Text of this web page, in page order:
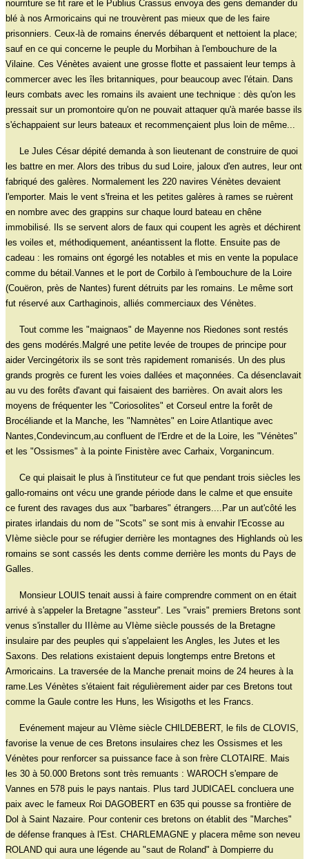
nourriture se fit rare et le Publius Crassus envoya des gens demander du
blé à nos Armoricains qui ne trouvèrent pas mieux que de les faire
prisonniers. Ceux-là de romains énervés débarquent et nettoient la place;
sauf en ce qui concerne le peuple du Morbihan à l'embouchure de la
Vilaine. Ces Vénètes avaient une grosse flotte et passaient leur temps à
commercer avec les îles britanniques, pour beaucoup avec l'étain. Dans
leurs combats avec les romains ils avaient une technique : dès qu'on les
pressait sur un promontoire qu'on ne pouvait attaquer qu'à marée basse ils
s'échappaient sur leurs bateaux et recommençaient plus loin de même...
Le Jules César dépité demanda à son lieutenant de construire de quoi
les battre en mer. Alors des tribus du sud Loire, jaloux d'en autres, leur ont
fabriqué des galères. Normalement les 220 navires Vénètes devaient
l'emporter. Mais le vent s'freina et les petites galères à rames se ruèrent
en nombre avec des grappins sur chaque lourd bateau en chêne
immobilisé. Ils se servent alors de faux qui coupent les agrès et déchirent
les voiles et, méthodiquement, anéantissent la flotte. Ensuite pas de
cadeau : les romains ont égorgé les notables et mis en vente la populace
comme du bétail.Vannes et le port de Corbilo à l'embouchure de la Loire
(Couëron, près de Nantes) furent détruits par les romains. Le même sort
fut réservé aux Carthaginois, alliés commerciaux des Vénètes.
Tout comme les "maignaos" de Mayenne nos Riedones sont restés
des gens modérés.Malgré une petite levée de troupes de principe pour
aider Vercingétorix ils se sont très rapidement romanisés. Un des plus
grands progrès ce furent les voies dallées et maçonnées. Ca désenclavait
au vu des forêts d'avant qui faisaient des barrières. On avait alors les
moyens de fréquenter les "Coriosolites" et Corseul entre la forêt de
Brocéliande et la Manche, les "Namnètes" en Loire Atlantique avec
Nantes,Condevincum,au confluent de l'Erdre et de la Loire, les "Vénètes"
et les "Ossismes" à la pointe Finistère avec Carhaix, Vorganincum.
Ce qui plaisait le plus à l'instituteur ce fut que pendant trois siècles les
gallo-romains ont vécu une grande période dans le calme et que ensuite
ce furent des ravages dus aux "barbares" étrangers....Par un aut'côté les
pirates irlandais du nom de "Scots" se sont mis à envahir l'Ecosse au
VIème siècle pour se réfugier derrière les montagnes des Highlands où les
romains se sont cassés les dents comme derrière les monts du Pays de
Galles.
Monsieur LOUIS tenait aussi à faire comprendre comment on en était
arrivé à s'appeler la Bretagne "assteur". Les "vrais" premiers Bretons sont
venus s'installer du IIIème au VIème siècle poussés de la Bretagne
insulaire par des peuples qui s'appelaient les Angles, les Jutes et les
Saxons. Des relations existaient depuis longtemps entre Bretons et
Armoricains. La traversée de la Manche prenait moins de 24 heures à la
rame.Les Vénètes s'étaient fait régulièrement aider par ces Bretons tout
comme la Gaule contre les Huns, les Wisigoths et les Francs.
Evénement majeur au VIème siècle CHILDEBERT, le fils de CLOVIS,
favorise la venue de ces Bretons insulaires chez les Ossismes et les
Vénètes pour renforcer sa puissance face à son frère CLOTAIRE. Mais
les 30 à 50.000 Bretons sont très remuants : WAROCH s'empare de
Vannes en 578 puis le pays nantais. Plus tard JUDICAEL concluera une
paix avec le fameux Roi DAGOBERT en 635 qui pousse sa frontière de
Dol à Saint Nazaire. Pour contenir ces bretons on établit des "Marches"
de défense franques à l'Est. CHARLEMAGNE y placera même son neveu
ROLAND qui aura une légende au "saut de Roland" à Dompierre du